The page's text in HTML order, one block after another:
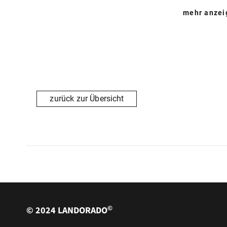
Frische regionale Produkte können Sie direkt auf dem
mehr
zurück zur Übersicht
© 2024 LANDORADO©